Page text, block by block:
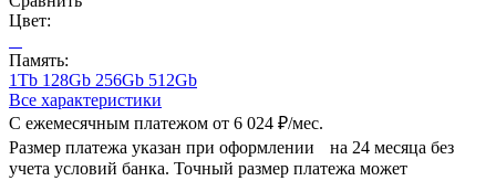
Цвет:
Память:
1Tb 128Gb 256Gb 512Gb
Все характеристики
С ежемесячным платежом от 6 024 ₽/мес.
Размер платежа указан при оформлении на 24 месяца без
учета условий банка. Точный размер платежа может